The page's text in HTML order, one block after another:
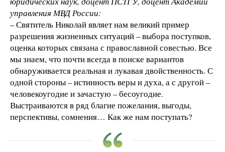
управления МВД России:
– Святитель Николай являет нам великий пример
разрешения жизненных ситуаций – выбора поступков,
оценка которых связана с православной совестью. Все
мы знаем, что почти всегда в поиске вариантов
обнаруживается реальная и лукавая двойственность. С
одной стороны – истинность веры и духа, а с другой –
человекоугодие и зачастую – бесоугодие.
Выстраиваются в ряд благие пожелания, выгоды,
перспективы, сомнения… Как же нам поступать?